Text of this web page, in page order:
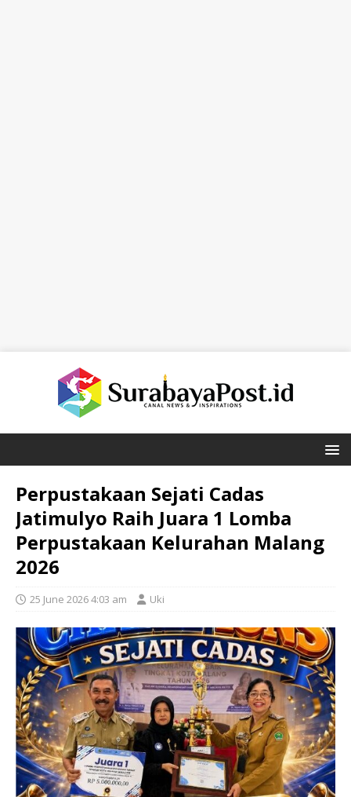
Perpustakaan Sejati Cadas
Jatimulyo Raih Juara 1 Lomba
Perpustakaan Kelurahan Malang
2026
25 June 2026 4:03 am Uki